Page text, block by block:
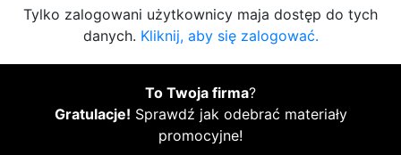
Tylko zalogowani użytkownicy maja dostęp do tych
danych. Kliknij, aby się zalogować.
To Twoja firma?
Gratulacje! Sprawdź jak odebrać materiały
promocyjne!